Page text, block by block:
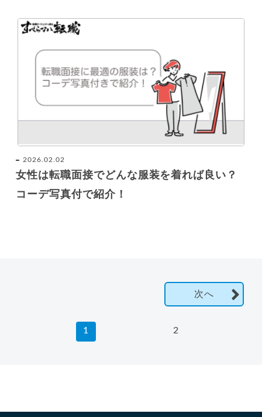
2026.02.02
女性は転職面接でどんな服装を着れば良い？
コーデ写真付で紹介！
次へ
1 2